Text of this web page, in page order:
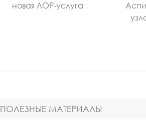
новая ЛОР-услуга
ПОЛЕЗНЫЕ МАТЕРИАЛЫ